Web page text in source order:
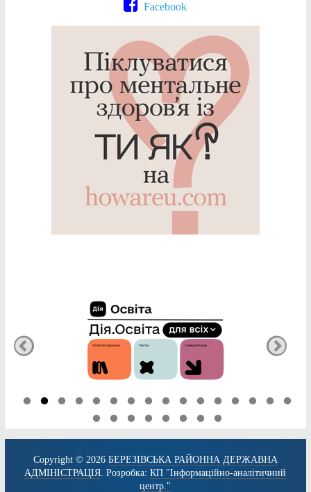
Facebook
Copyright © 2026 БЕРЕЗІВСЬКА РАЙОННА ДЕРЖАВНА
АДМІНІСТРАЦІЯ. Розробка:КП "Інформаційно-аналітичний
центр."